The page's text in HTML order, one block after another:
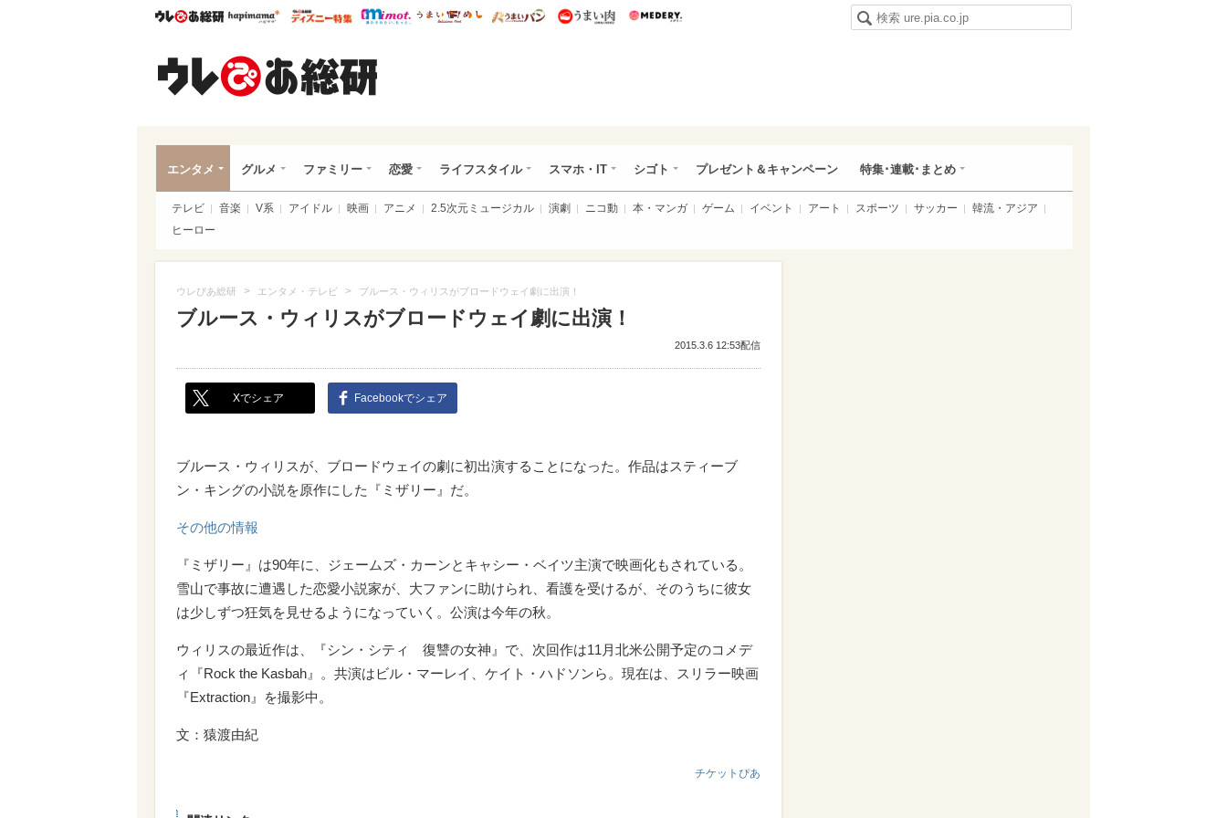
ウレぴあ総研ハピママ* ウレぴあ総研 ディズニー特集
mimot. うまいめし うまいパン うまい肉
エンタメ グルメ ファミリー 恋愛 ライフスタイル スマホ・IT シゴト プレゼント＆キャンペーン 特集･連載･まとめ
テレビ 音楽 V系 アイドル 映画 アニメ 2.5次元ミュージカル 演劇 ニコ動 本・マンガ ゲーム イベント アート スポーツ サッカー
韓流・アジア
ヒーロー
ウレぴあ総研 > エンタメ・テレビ > ブルース・ウィリスがブロードウェイ劇に出演！
ブルース・ウィリスがブロードウェイ劇に出演！
2015.3.6 12:53配信
Xでシェア Facebookでシェア
ブルース・ウィリスが、ブロードウェイの劇に初出演することになった。作品はスティーブ
ン・キングの小説を原作にした『ミザリー』だ。
その他の情報
『ミザリー』は90年に、ジェームズ・カーンとキャシー・ベイツ主演で映画化もされている。
雪山で事故に遭遇した恋愛小説家が、大ファンに助けられ、看護を受けるが、そのうちに彼女
は少しずつ狂気を見せるようになっていく。公演は今年の秋。
ウィリスの最近作は、『シン・シティ 復讐の女神』で、次回作は11月北米公開予定のコメデ
ィ『Rock the Kasbah』。共演はビル・マーレイ、ケイト・ハドソンら。現在は、スリラー映画
『Extraction』を撮影中。
文：猿渡由紀
チケットぴあ